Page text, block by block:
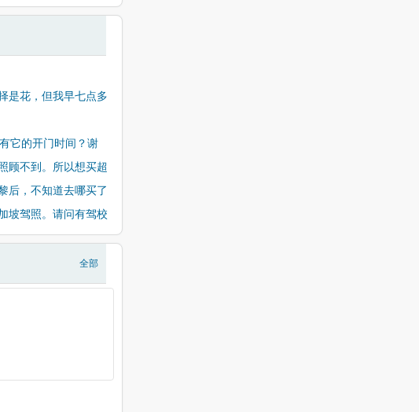
是花，但我早七点多
它的开门时间？谢
顾不到。所以想买超
后，不知道去哪买了
坡驾照。请问有驾校
全部